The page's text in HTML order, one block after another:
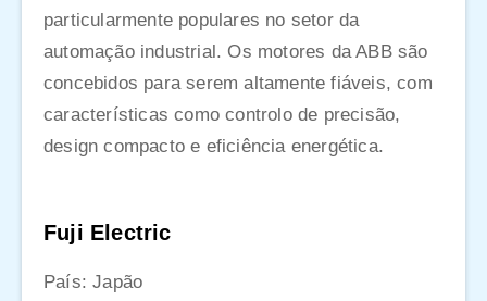
particularmente populares no setor da
automação industrial. Os motores da ABB são
concebidos para serem altamente fiáveis, com
características como controlo de precisão,
design compacto e eficiência energética.
Fuji Electric
País: Japão